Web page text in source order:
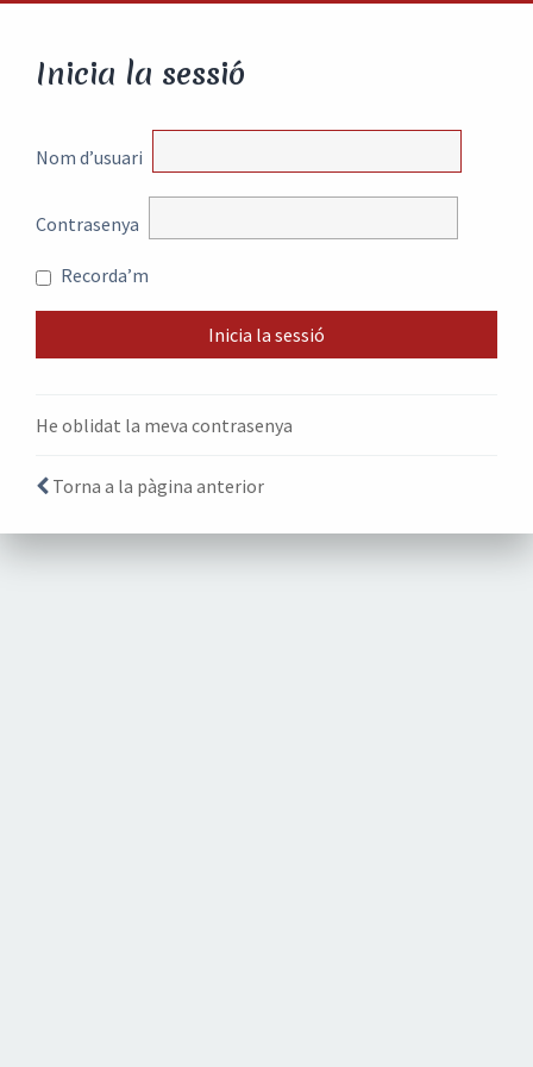
Inicia la sessió
Nom d’usuari
Contrasenya
Recorda’m
He oblidat la meva contrasenya
Torna a la pàgina anterior